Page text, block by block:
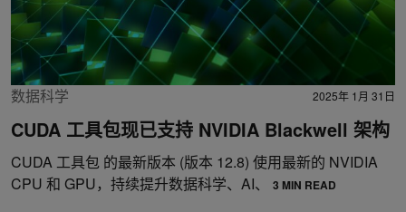
数据科学 2025年 1月 31日
CUDA 工具包现已支持 NVIDIA Blackwell 架构
CUDA 工具包 的最新版本 (版本 12.8) 使用最新的 NVIDIA
CPU 和 GPU，持续提升数据科学、AI、
3 MIN READ